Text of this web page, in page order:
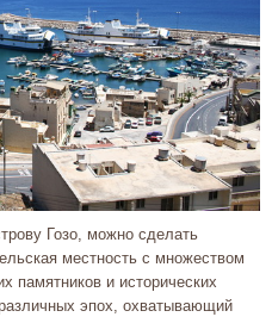
Гозо, можно сделать
местность с множеством
памятников и исторических
эпох, охватывающий